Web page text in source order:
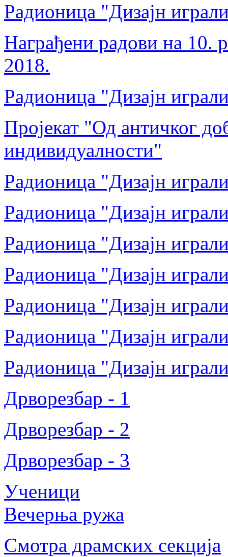
Радионица "Дизајн
Награђени радови на 10.
2018.
Радионица "Дизајн
Пројекат "Од античког
индивидуалности"
Радионица "Дизајн
Радионица "Дизајн
Радионица "Дизајн
Радионица "Дизајн
Радионица "Дизајн
Радионица "Дизајн
Радионица "Дизајн
Дрворезбар - 1
Дрворезбар - 2
Дрворезбар - 3
Ученици
Вечерња ружа
Смотра драмских секција